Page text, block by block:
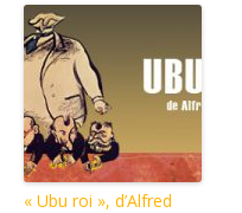
« Ubu roi », d’Alfred